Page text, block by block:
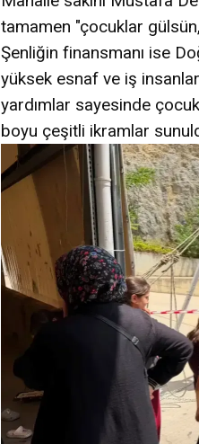
tamamen "çocuklar
Şenliğin finansmanı ise
yüksek esnaf ve iş
yardımlar sayesinde
boyu çeşitli ikramlar